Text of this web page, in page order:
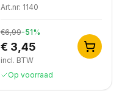
Neutraal Wit, IP20
Art.nr: 1140
€6,99-51%
€ 3,45
incl. BTW
Op voorraad